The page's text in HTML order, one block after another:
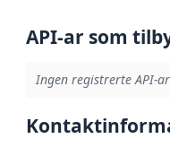
API-ar som
Ingen registrerte API-